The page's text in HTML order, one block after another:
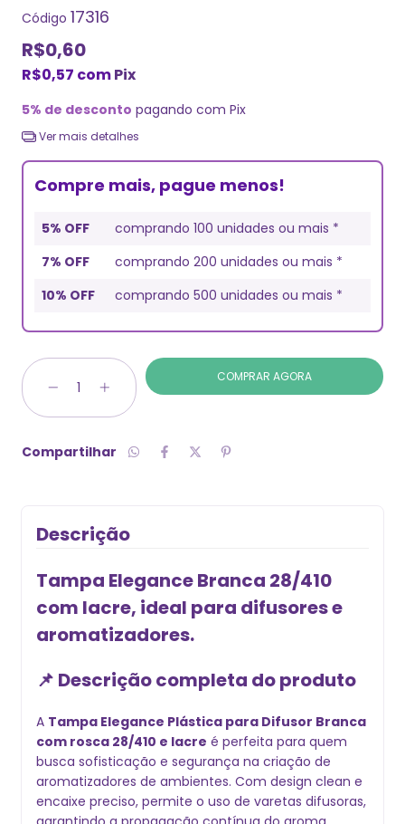
Código 17316
R$0,60
R$0,57 comPix
5% de desconto pagando com Pix
Ver mais detalhes
Compre mais, pague menos!
5% OFF
comprando 100 unidades ou mais *
7% OFF
comprando 200 unidades ou mais *
10% OFF
comprando 500 unidades ou mais *
Compartilhar
Descrição
Tampa Elegance Branca 28/410
com lacre, ideal para difusores e
aromatizadores.
📌 Descrição completa do produto
A Tampa Elegance Plástica para Difusor Branca
com rosca 28/410 e lacre é perfeita para quem
busca sofisticação e segurança na criação de
aromatizadores de ambientes. Com design clean e
encaixe preciso, permite o uso de varetas difusoras,